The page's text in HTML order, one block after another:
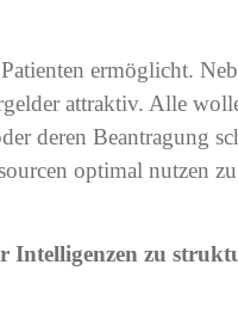
ermöglicht.
attraktiv. Alle
deren Beantragung
optimal nutzen
Intelligenzen zu